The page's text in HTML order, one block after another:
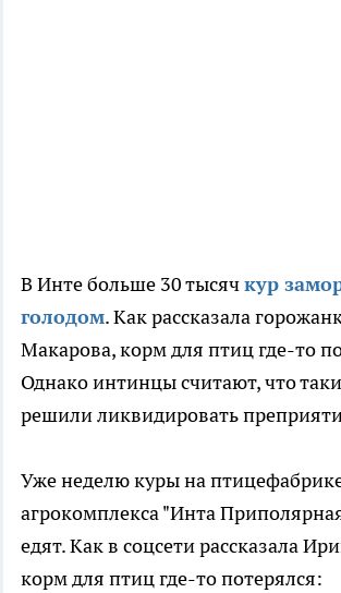
В Инте больше 30 тысячкур
голодом. Как рассказала
Макарова, корм для птиц где-то
Однако интинцы считают, что
решили ликвидировать
Уже неделю куры на
агрокомплекса "Инта
едят. Как в соцсети рассказала
корм для птиц где-то потерялся: